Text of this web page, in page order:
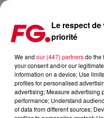
FG MIX DANCE : FAULK &
Le respect
priorité
We and our (447) partnersdo the
your consent and/or our
information on a device; Use
profiles for personalised
advertising; Measure advertising
performance; Understand
of data from different sources;